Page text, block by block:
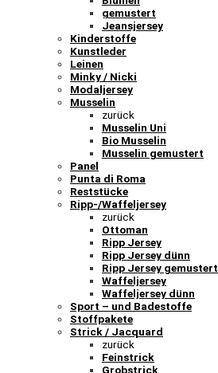
gemustert
Jeansjersey
Kinderstoffe
Kunstleder
Leinen
Minky / Nicki
Modaljersey
Musselin
zurück
Musselin Uni
Bio Musselin
Musselin gemustert
Panel
Punta di Roma
Reststücke
Ripp-/Waffeljersey
zurück
Ottoman
Ripp Jersey
Ripp Jersey dünn
Ripp Jersey gemustert
Waffeljersey
Waffeljersey dünn
Sport – und Badestoffe
Stoffpakete
Strick / Jacquard
zurück
Feinstrick
Grobstrick